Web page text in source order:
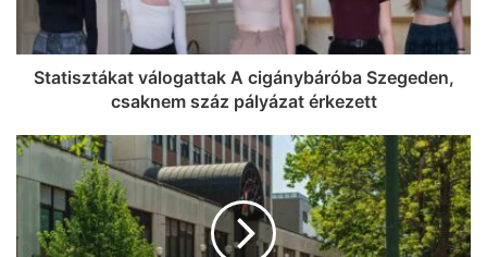
Statisztákat válogattak A cigánybáróba Szegeden,
csaknem száz pályázat érkezett